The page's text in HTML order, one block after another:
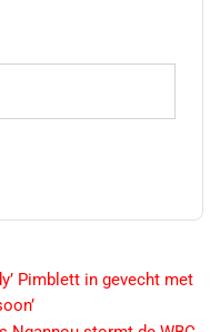
Pimblett in gevecht met